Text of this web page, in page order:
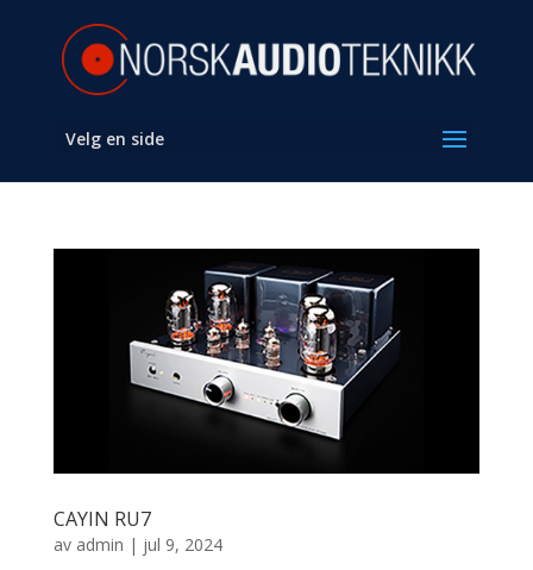
Velg en side
CAYIN RU7
av admin | jul 9, 2024